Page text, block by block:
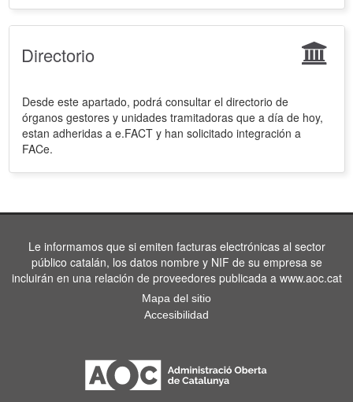
Directorio
Desde este apartado, podrá consultar el directorio de
órganos gestores y unidades tramitadoras que a día de hoy,
estan adheridas a e.FACT y han solicitado integración a
FACe.
Le informamos que si emiten facturas electrónicas al sector
público catalán, los datos nombre y NIF de su empresa se
incluirán en una relación de proveedores publicada a www.aoc.cat
Mapa del sitio
Accesibilidad